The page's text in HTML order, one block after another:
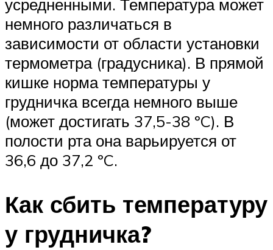
усредненными. Температура может
немного различаться в
зависимости от области установки
термометра (градусника). В прямой
кишке норма температуры у
грудничка всегда немного выше
(может достигать 37,5-38 ºC). В
полости рта она варьируется от
36,6 до 37,2 ºC.
Как сбить температуру
у грудничка?